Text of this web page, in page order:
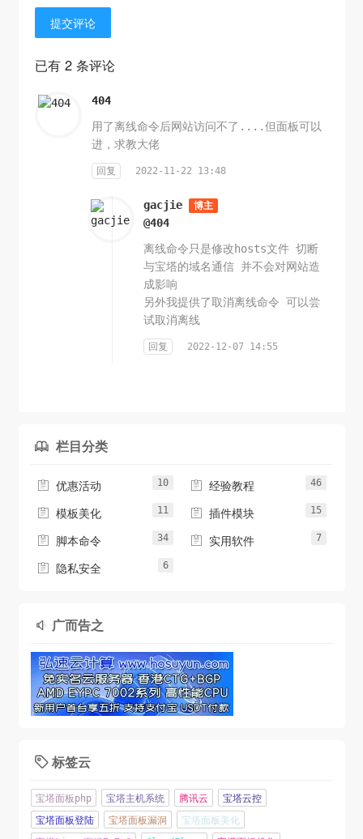
提交评论
已有 2 条评论
404
用了离线命令后网站访问不了....但面板可以
进，求教大佬
回复 2022-11-22 13:48
gacjie 博主
@404
离线命令只是修改hosts文件 切断
与宝塔的域名通信 并不会对网站造
成影响
另外我提供了取消离线命令 可以尝
试取消离线
回复 2022-12-07 14:55
 栏目分类
 优惠活动 10  经验教程 46
 模板美化 11  插件模块 15
 脚本命令 34  实用软件 7
 隐私安全 6
 广而告之
 标签云
宝塔面板php 宝塔主机系统 腾讯云
宝塔云控
宝塔面板登陆
宝塔面板漏洞
宝塔面板美化